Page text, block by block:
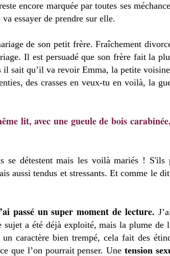
encore marquée par toutes ses
essayer de prendre sur elle.
de son petit frère. Fraîchement
Il est persuadé que son frère fait la
il sait qu’il va revoir Emma, la petite
des crasses en veux-tu en voilà, la
lit, avec une gueule de bois
se détestent mais les voilà mariés !
aussi tendus et stressants. Et comme le
passé un super moment de lecture.
sujet a été déjà exploité, mais la plume de
caractère bien trempé, cela fait des
que l’on pourrait penser. Une tension